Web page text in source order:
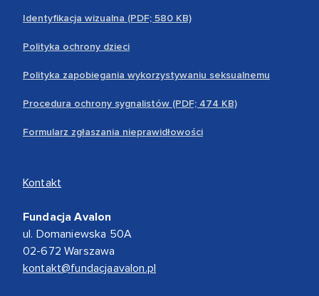
Identyfikacja wizualna (PDF; 580 KB)
Polityka ochrony dzieci
Polityka zapobiegania wykorzystywaniu seksualnemu
Procedura ochrony sygnalistów (PDF; 474 KB)
Formularz zgłaszania nieprawidłowości
Kontakt
Fundacja Avalon
ul. Domaniewska 50A
02-672 Warszawa
kontakt@fundacjaavalon.pl